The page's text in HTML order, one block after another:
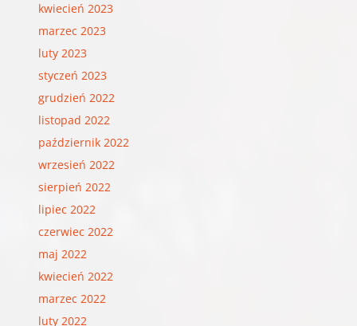
kwiecień 2023
marzec 2023
luty 2023
styczeń 2023
grudzień 2022
listopad 2022
październik 2022
wrzesień 2022
sierpień 2022
lipiec 2022
czerwiec 2022
maj 2022
kwiecień 2022
marzec 2022
luty 2022